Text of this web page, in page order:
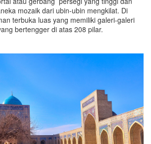
mozaik dari ubin-ubin mengkilat. Di
terbuka luas yang memiliki galeri-galeri
bertengger di atas 208 pilar.